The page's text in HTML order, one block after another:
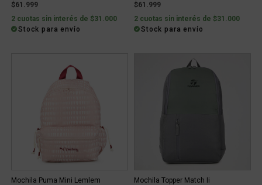
$61.999
2 cuotas sin interés de $31.000
Stock para envío
$61.999
2 cuotas sin interés de $31.000
Stock para envío
Mochila Puma Mini Lemlem Mochila Topper Match Ii